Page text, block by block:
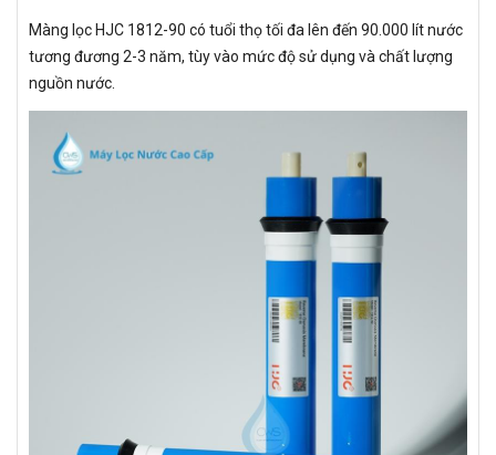
Màng lọc HJC 1812-90 có tuổi thọ tối đa lên đến 90.000 lít nước
tương đương 2-3 năm, tùy vào mức độ sử dụng và chất lượng
nguồn nước.